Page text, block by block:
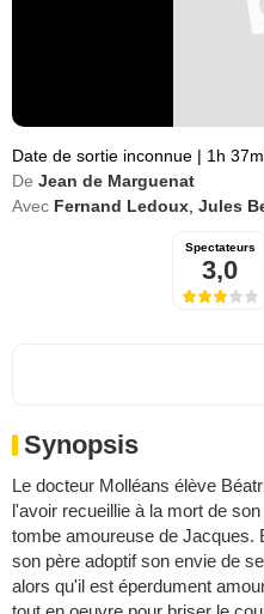
Date de sortie inconnue | 1h
De Jean de Marguenat
Avec Fernand Ledoux Jules
Spectateurs
3,0
Synopsis
Le docteur Molléans élève
l'avoir recueillie à la mort de
tombe amoureuse de Jacques.
son père adoptif son envie de
alors qu'il est éperdument